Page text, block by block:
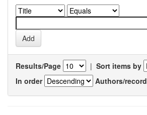
Results/Page | Sort items by
In order
Authors/record